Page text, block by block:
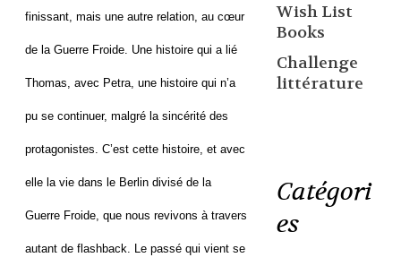
finissant, mais une autre relation, au cœur
de la Guerre Froide. Une histoire qui a lié
Thomas, avec Petra, une histoire qui n’a
pu se continuer, malgré la sincérité des
protagonistes. C’est cette histoire, et avec
elle la vie dans le Berlin divisé de la
Guerre Froide, que nous revivons à travers
autant de flashback. Le passé qui vient se
Wish List
Books
Challenge
littérature
Catégori
es